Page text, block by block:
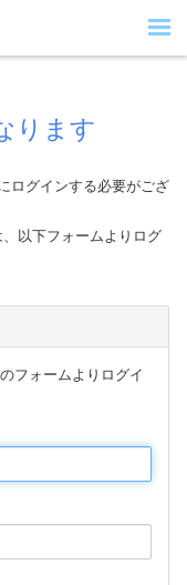
ります
ログインする必要がござ
以下フォームよりログ
フォームよりログイ